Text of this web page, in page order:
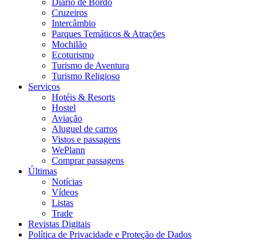
Diário de Bordo
Cruzeiros
Intercâmbio
Parques Temáticos & Atrações
Mochilão
Ecoturismo
Turismo de Aventura
Turismo Religioso
Serviços
Hotéis & Resorts
Hostel
Aviação
Aluguel de carros
Vistos e passagens
WePlann
Comprar passagens
Últimas
Notícias
Vídeos
Listas
Trade
Revistas Digitais
Política de Privacidade e Proteção de Dados